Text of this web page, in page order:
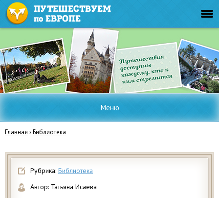
Меню
Главная ›Библиотека
Рубрика: Библиотека
Автор: Татьяна Исаева